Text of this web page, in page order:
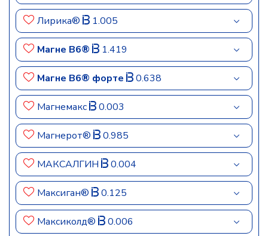
Лирика® 1.005
Магне B6® 1.419
Магне B6® форте 0.638
Магнемакс 0.003
Магнерот® 0.985
МАКСАЛГИН 0.004
Максиган® 0.125
Максиколд® 0.006